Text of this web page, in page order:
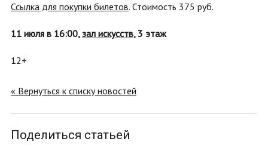
Ссылка для покупки билетов. Стоимость 375 руб.
11 июля в 16:00, зал искусств, 3 этаж
12+
« Вернуться к списку новостей
Поделиться статьей